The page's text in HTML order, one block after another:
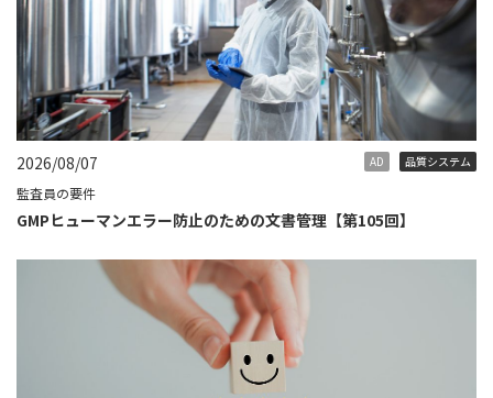
2026/08/07 AD 品質システム
監査員の要件
GMPヒューマンエラー防止のための文書管理【第105回】